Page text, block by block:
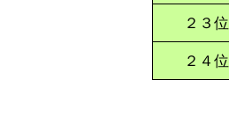
２３位
２４位